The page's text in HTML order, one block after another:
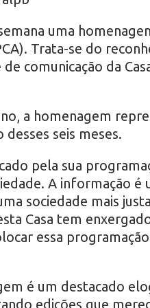
uma
Trata-se do
comunicação da
a homenagem
seis meses.
pela sua
A informação
sociedade mais
Casa tem
essa
é um destacado
edições que